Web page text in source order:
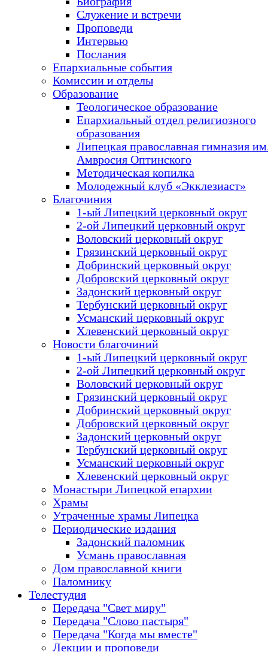
Служение и встречи
Проповеди
Интервью
Послания
Епархиальные события
Комиссии и отделы
Образование
Теологическое образование
Епархиальный отдел религиозного
образования
Липецкая православная гимназия
Амвросия Оптинского
Методическая копилка
Молодежный клуб «Экклезиаст»
Благочиния
1-ый Липецкий церковный округ
2-ой Липецкий церковный округ
Воловский церковный округ
Грязинский церковный округ
Добринский церковный округ
Добровский церковный округ
Задонский церковный округ
Тербунский церковный округ
Усманский церковный округ
Хлевенский церковный округ
Новости благочиний
1-ый Липецкий церковный округ
2-ой Липецкий церковный округ
Воловский церковный округ
Грязинский церковный округ
Добринский церковный округ
Добровский церковный округ
Задонский церковный округ
Тербунский церковный округ
Усманский церковный округ
Хлевенский церковный округ
Монастыри Липецкой епархии
Храмы
Утраченные храмы Липецка
Периодические издания
Задонский паломник
Усмань православная
Дом православной книги
Паломнику
Телестудия
Передача "Свет миру"
Передача "Слово пастыря"
Передача "Когда мы вместе"
Лекции и проповеди